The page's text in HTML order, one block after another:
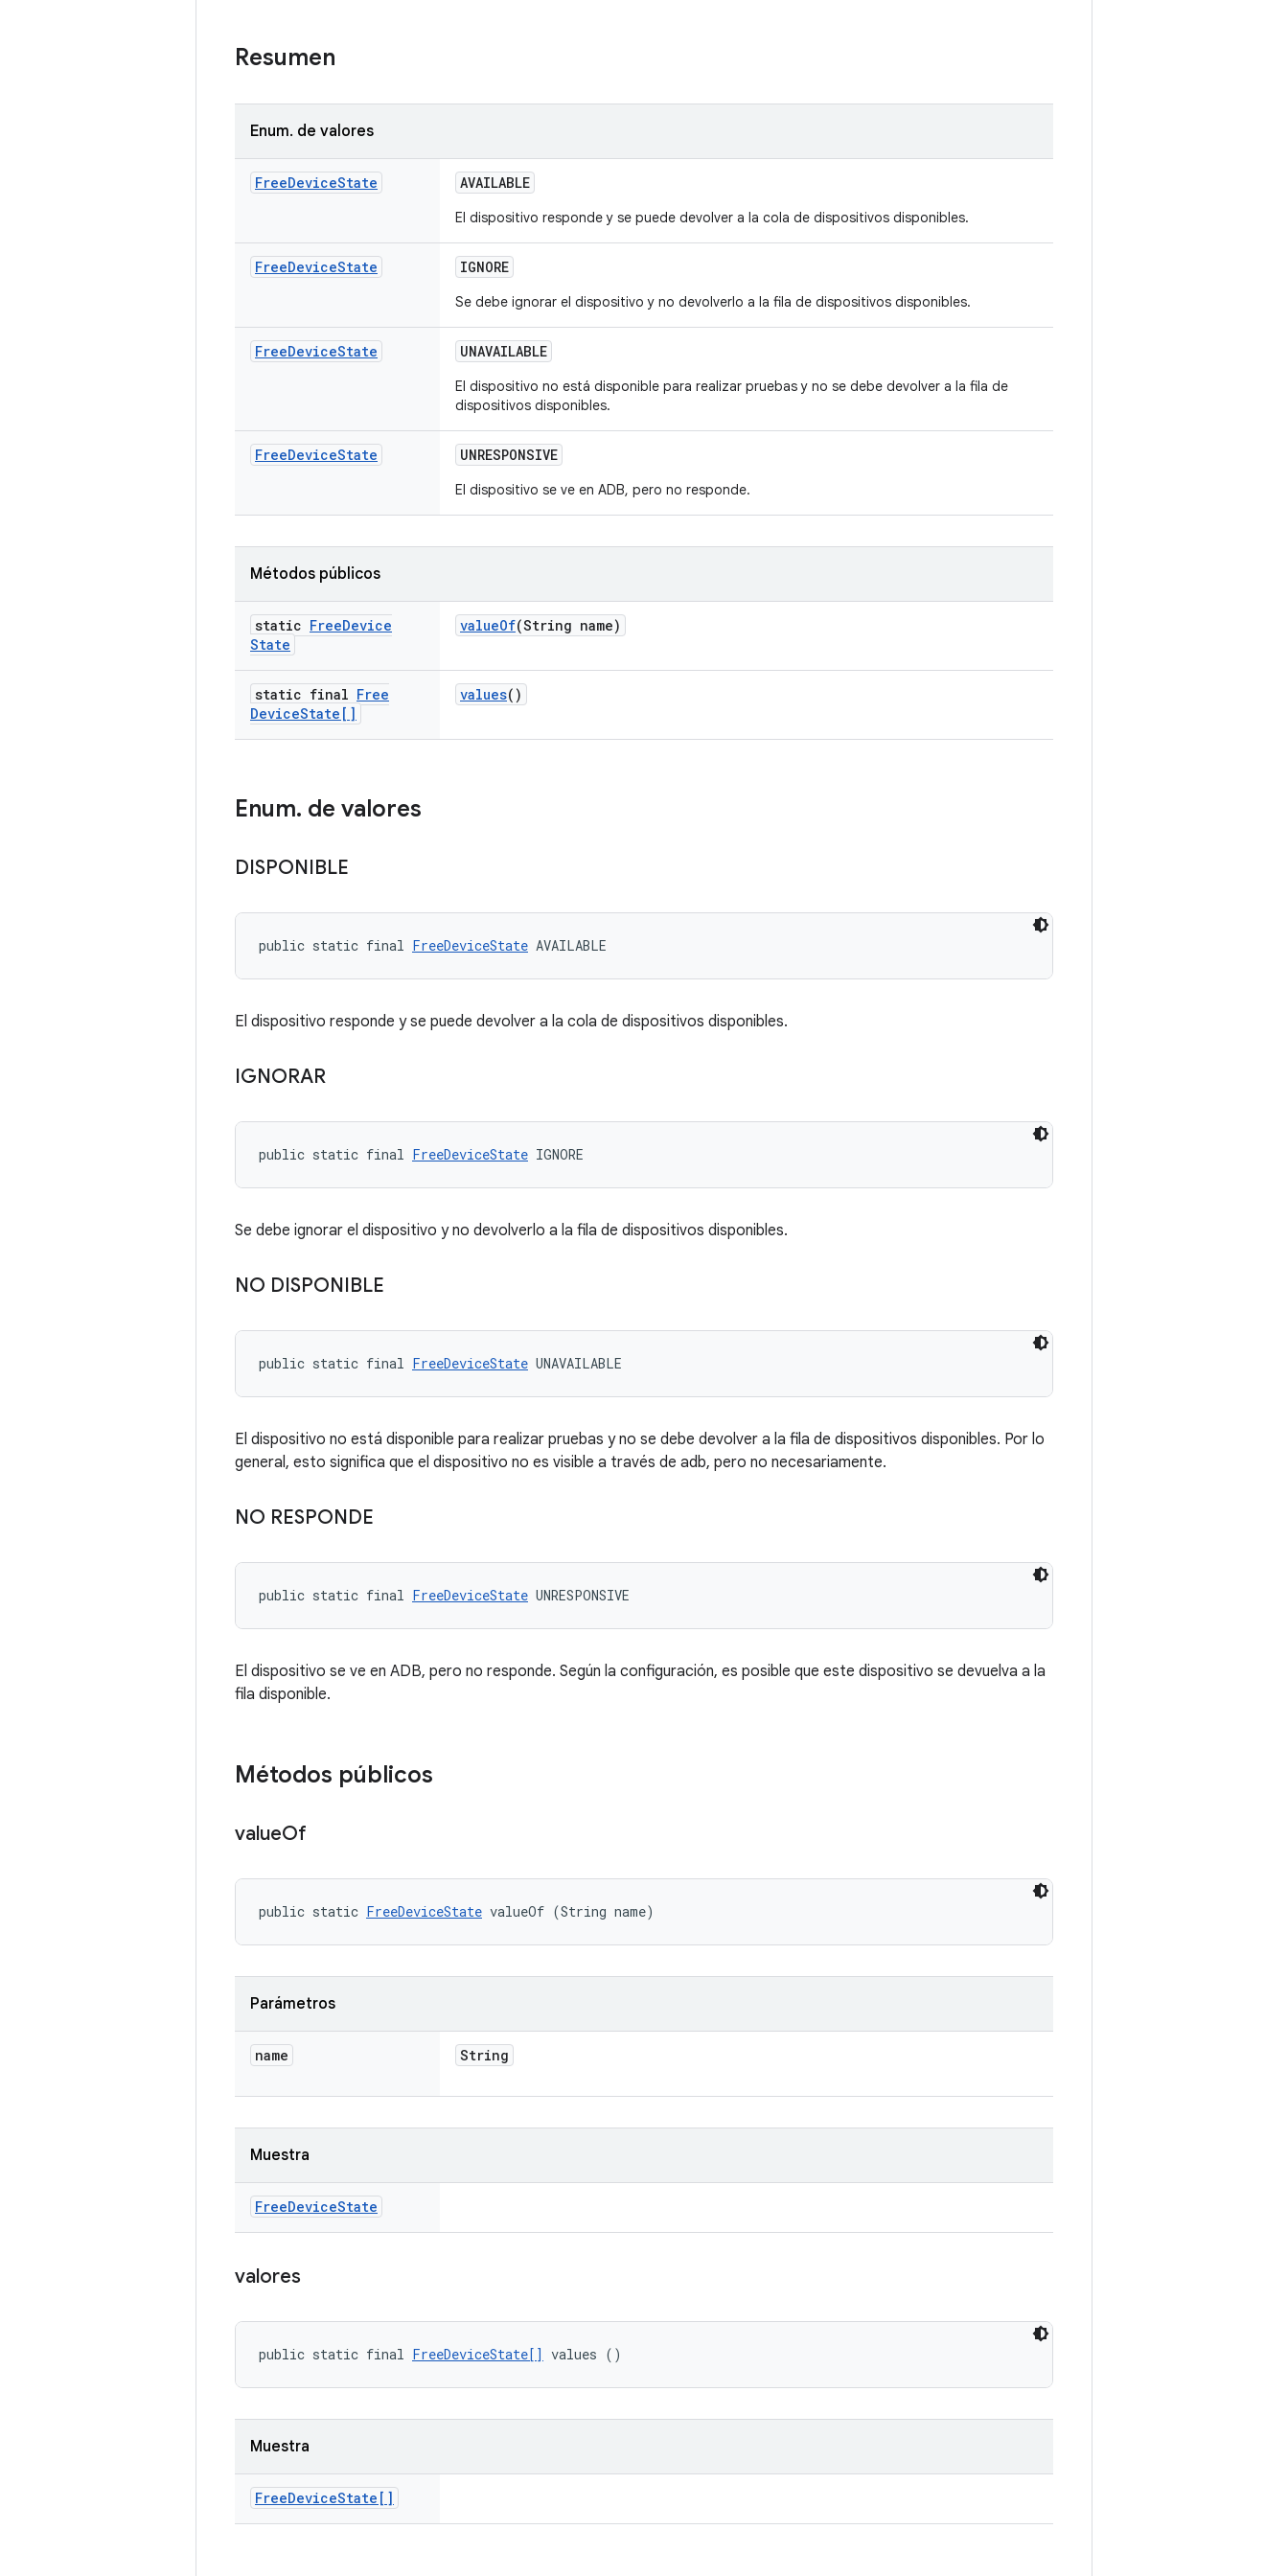
Resumen
Enum. de valores
FreeDeviceState AVAILABLE
El dispositivo responde y se puede devolver a la cola de dispositivos disponibles.
FreeDeviceState IGNORE
Se debe ignorar el dispositivo y no devolverlo a la fila de dispositivos disponibles.
FreeDeviceState UNAVAILABLE
El dispositivo no está disponible para realizar pruebas y no se debe devolver a la fila de
dispositivos disponibles.
FreeDeviceState UNRESPONSIVE
El dispositivo se ve en ADB, pero no responde.
Métodos públicos
static FreeDevice
State
valueOf(String name)
static final Free
DeviceState[]
values()
Enum. de valores
DISPONIBLE
public static final FreeDeviceState AVAILABLE
El dispositivo responde y se puede devolver a la cola de dispositivos disponibles.
IGNORAR
public static final FreeDeviceState IGNORE
Se debe ignorar el dispositivo y no devolverlo a la fila de dispositivos disponibles.
NO DISPONIBLE
public static final FreeDeviceState UNAVAILABLE
El dispositivo no está disponible para realizar pruebas y no se debe devolver a la fila de dispositivos disponibles. Por lo
general, esto significa que el dispositivo no es visible a través de adb, pero no necesariamente.
NO RESPONDE
public static final FreeDeviceState UNRESPONSIVE
El dispositivo se ve en ADB, pero no responde. Según la configuración, es posible que este dispositivo se devuelva a la
fila disponible.
Métodos públicos
valueOf
public static FreeDeviceState valueOf (String name)
Parámetros
name String
Muestra
FreeDeviceState
valores
public static final FreeDeviceState[] values ()
Muestra
FreeDeviceState[]